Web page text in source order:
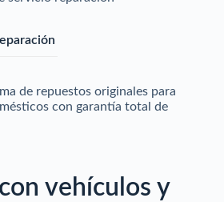
de repuestos originales para
con garantía total de
vehículos y